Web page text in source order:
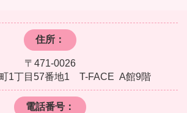
住所：
〒471-0026
1丁目57番地1 T-FACE A館9階
電話番号：